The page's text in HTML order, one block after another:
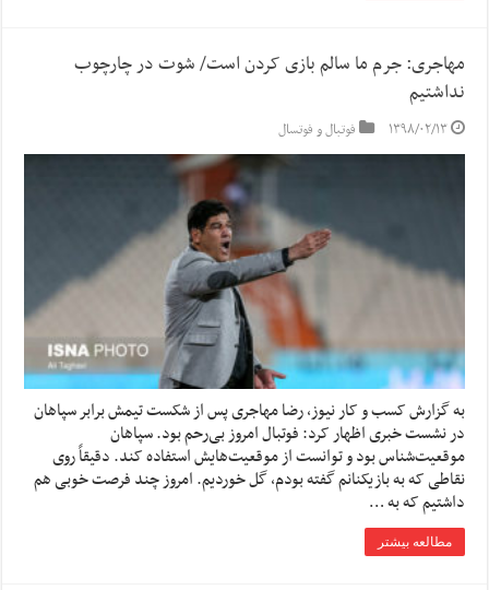
مهاجری: جرم ما سالم بازی کردن است/ شوت در چارچوب
نداشتیم
۱۳۹۸/۰۲/۱۳ فوتبال و فوتسال
به گزارش کسب و کار نیوز، رضا مهاجری پس از شکست تیمش برابر سپاهان
در نشست خبری اظهار کرد: فوتبال امروز بی‌رحم بود. سپاهان
موقعیت‌شناس بود و توانست از موقعیت‌هایش استفاده کند. دقیقاً روی
نقاطی که به بازیکنانم گفته بودم، گل خوردیم. امروز چند فرصت خوبی هم
داشتیم که به …
مطالعه بیشتر